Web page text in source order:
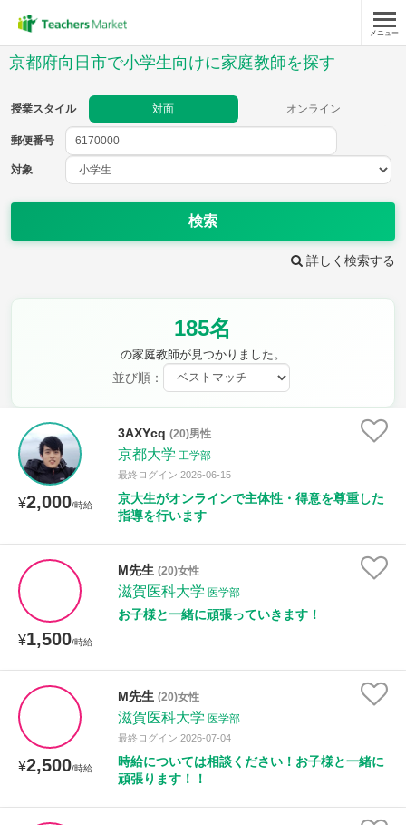
メニュー
京都府向日市で小学生向けに家庭教師を探す
授業スタイル 対面 オンライン
郵便番号
対象
検索
詳しく検索する
185名
の家庭教師が見つかりました。
並び順：
¥2,000/時給
3AXYcq (20)男性
京都大学 工学部
最終ログイン:2026-06-15
京大生がオンラインで主体性・得意を尊重した
指導を行います
¥1,500/時給
M先生 (20)女性
滋賀医科大学 医学部
お子様と一緒に頑張っていきます！
¥2,500/時給
M先生 (20)女性
滋賀医科大学 医学部
最終ログイン:2026-07-04
時給については相談ください！お子様と一緒に
頑張ります！！
郵便番号
教科
理科
保健・体育 図画工作 書写
時給：¥1,000 ～ ¥10,000
授業可能日
月曜日 火曜日 水曜日 木曜日 金曜日
土曜日 日曜日
距離：15km以内